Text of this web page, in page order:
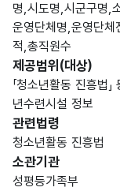
명,시도명,시군구명,
운영단체명,운영단
적,총직원수
제공범위(대상)
「청소년활동 진흥법
년수련시설 정보
관련법령
청소년활동 진흥법
소관기관
성평등가족부